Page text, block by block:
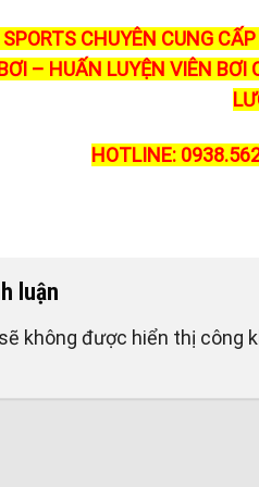
CHUYÊN CUNG
– HUẤN LUYỆN VIÊN
HOTLINE:
luận
không được hiển thị công